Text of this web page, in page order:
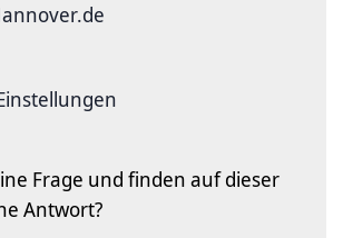
Frage und finden auf dieser
Antwort?